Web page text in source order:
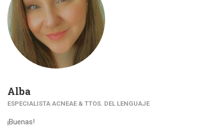
Alba
ESPECIALISTA ACNEAE & TTOS. DEL LENGUAJE
¡Buenas!